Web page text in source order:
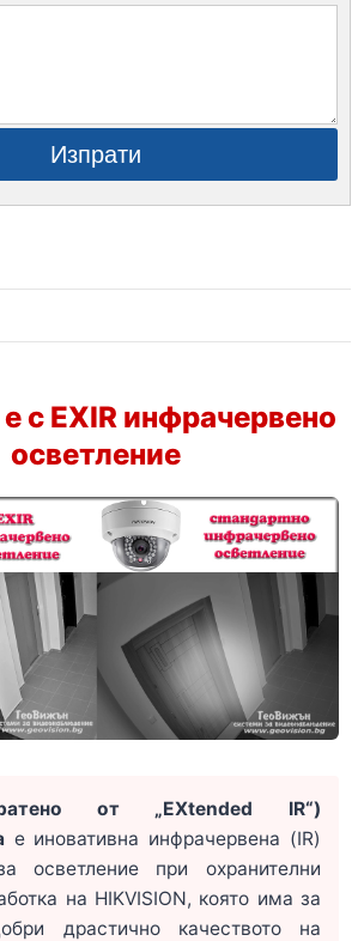
Изпрати
с EXIR инфрачервено
осветление
от „EXtended IR“)
е иновативна инфрачервена (IR)
осветление при охранителни
на HIKVISION, която има за
драстично качеството на